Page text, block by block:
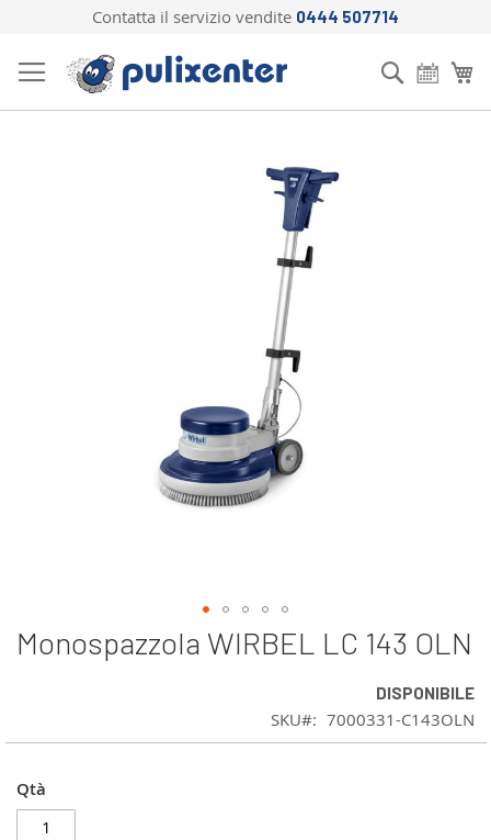
Contatta il servizio vendite 0444 507714
al
contenuto
Cerca
Monospazzola WIRBEL LC 143 OLN
DISPONIBILE
SKU 7000331-C143OLN
Qtà
Vai
all'inizio
immagini